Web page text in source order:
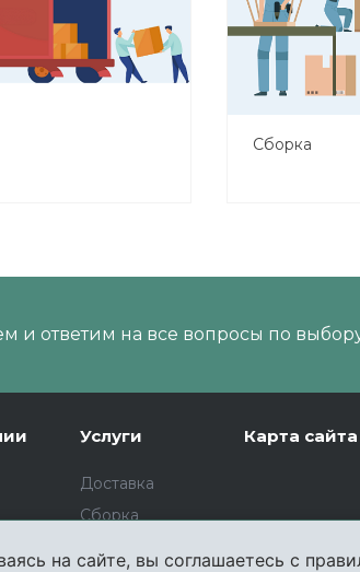
Сборка
и ответим на все вопросы по
Услуги
Доставка
Сборка
Карта сайта
на сайте, вы соглашаетесь с